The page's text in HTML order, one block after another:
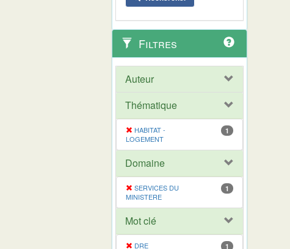
Filtres
Auteur
Thématique
HABITAT -
LOGEMENT
1
Domaine
SERVICES DU
MINISTERE
1
Mot clé
DRE 1